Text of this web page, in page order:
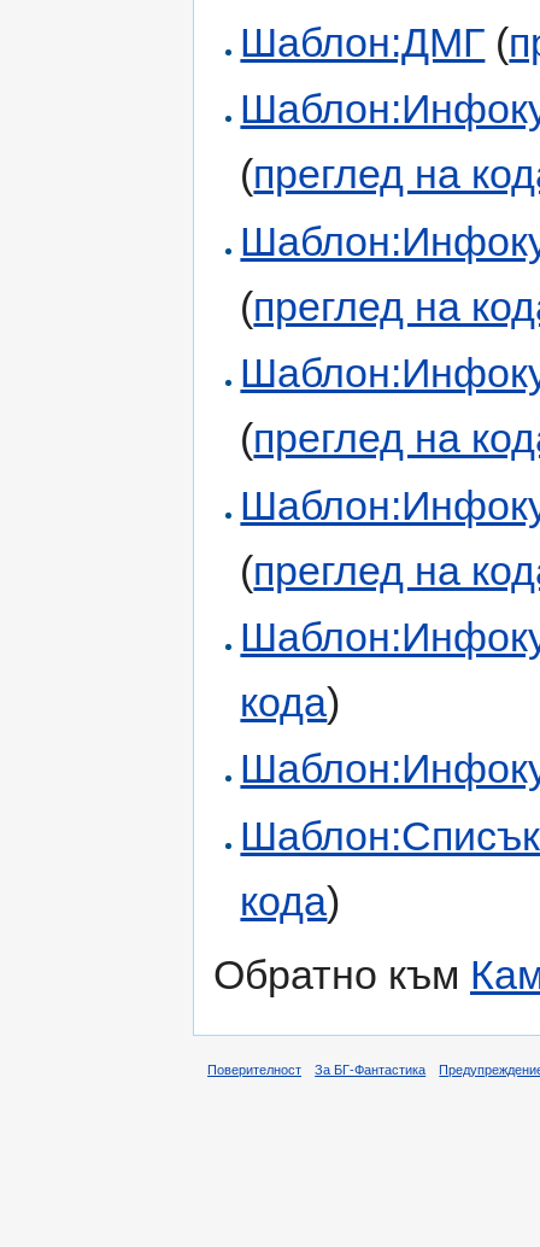
Шаблон:ДМГ (
(преглед на
(преглед на
(преглед на
(преглед на
кода)
кода)
Обратно към
Поверителност За БГ-Фантастика